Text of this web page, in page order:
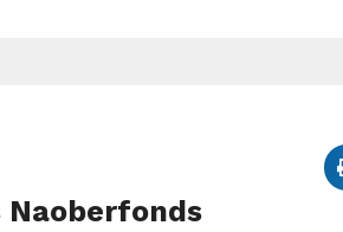
Naoberfonds